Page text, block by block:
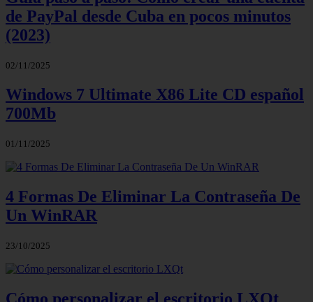
de PayPal desde Cuba en pocos minutos
(2023)
02/11/2025
Windows 7 Ultimate X86 Lite CD español
700Mb
01/11/2025
4 Formas De Eliminar La Contraseña De
Un WinRAR
23/10/2025
Cómo personalizar el escritorio LXQt